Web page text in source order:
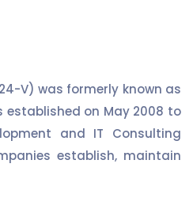
V) was formerly known as
established on May 2008 to
and IT Consulting
establish, maintain